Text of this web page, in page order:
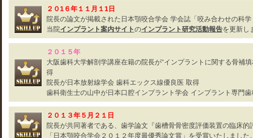
２０1６年１１月１1日
院長の論文が掲載された日本顎咬合学会 学会誌「咬み合わせの科学
当院インプラント案内サイトのインプラント研究活動報告を更新し
２０１５年
大阪歯科大学解剖学講座在籍の院長が“インプラントに関する骨補
得
院長が日本放射線学会 歯科エックス線優良医 取得
歯科衛生士の山中が日本口腔インプラント学会 インプラント専門
２０１３年５月２１日
院長が共同著者である、歯学論文『歯槽骨骨密度評価装置の臨床的
「日本顎咬合学会２０１２年度最優秀論文賞」を受賞いたしました。